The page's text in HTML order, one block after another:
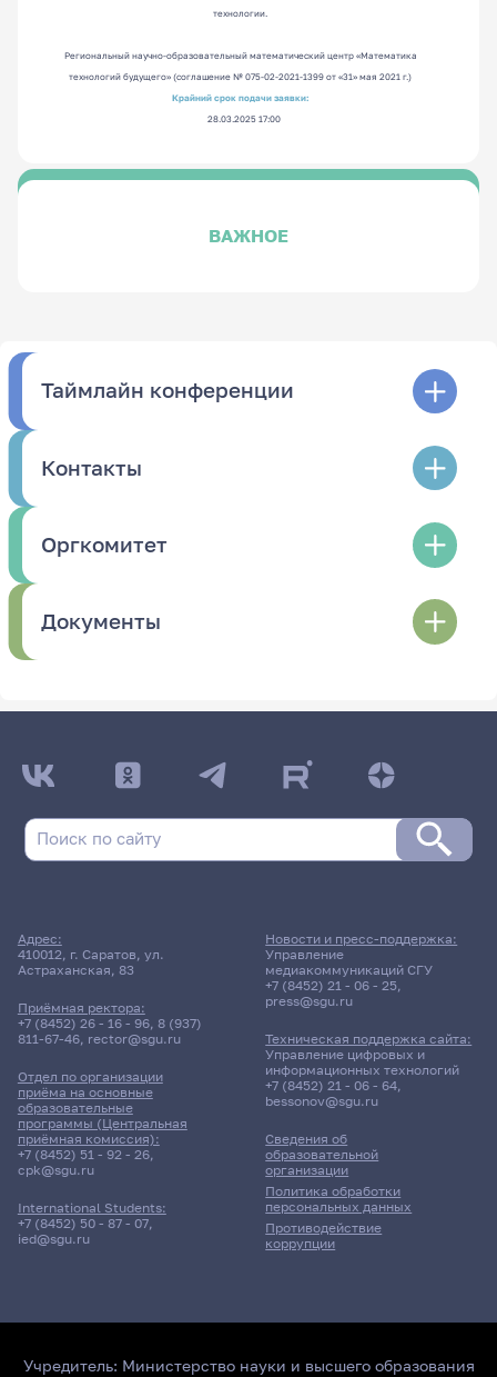
технологии.
Региональный научно-образовательный математический центр «Математика
технологий будущего» (соглашение № 075-02-2021-1399 от «31» мая 2021 г.)
Крайний срок подачи заявки:
28.03.2025 17:00
ВАЖНОЕ
Таймлайн конференции
Контакты
Оргкомитет
Документы
Адрес:
410012, г. Саратов, ул.
Астраханская, 83
Приёмная ректора:
+7 (8452) 26 - 16 - 96, 8 (937)
811-67-46, rector@sgu.ru
Отдел по организации
приёма на основные
образовательные
программы (Центральная
приёмная комиссия):
+7 (8452) 51 - 92 - 26,
cpk@sgu.ru
International Students:
+7 (8452) 50 - 87 - 07,
ied@sgu.ru
Сведения об
образовательной
организации
Политика обработки
персональных данных
Противодействие
коррупции
Новости и пресс-поддержка:
Управление
медиакоммуникаций СГУ
+7 (8452) 21 - 06 - 25,
press@sgu.ru
Техническая поддержка сайта:
Управление цифровых и
информационных технологий
+7 (8452) 21 - 06 - 64,
bessonov@sgu.ru
Учредитель: Министерство науки и высшего образования